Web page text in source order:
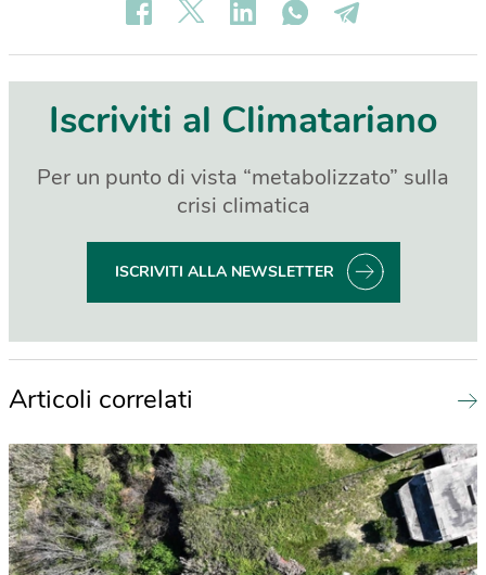
Iscriviti al Climatariano
Per un punto di vista “metabolizzato” sulla
crisi climatica
ISCRIVITI ALLA NEWSLETTER
Articoli correlati